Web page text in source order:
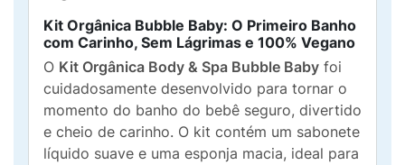
Kit Orgânica Bubble Baby: O Primeiro Banho
com Carinho, Sem Lágrimas e 100% Vegano
O Kit Orgânica Body & Spa Bubble Baby foi
cuidadosamente desenvolvido para tornar o
momento do banho do bebê seguro, divertido
e cheio de carinho. O kit contém um sabonete
líquido suave e uma esponja macia, ideal para